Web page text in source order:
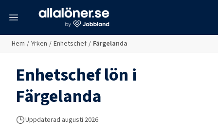
Hem / Yrken / Enhetschef / Färgelanda
Enhetscheflön i
Färgelanda
Uppdaterad augusti 2026